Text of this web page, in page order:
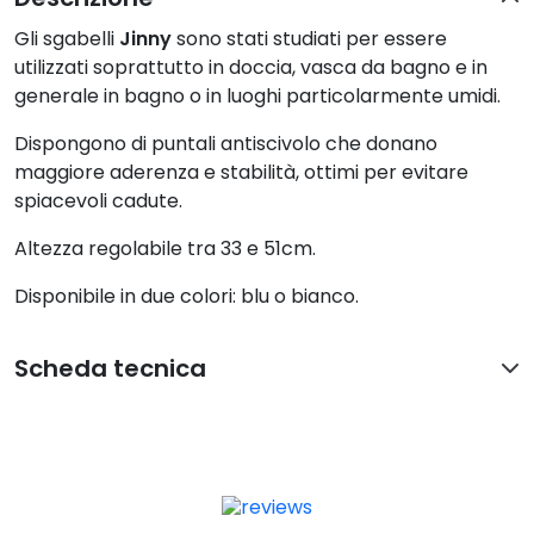
Gli sgabelli Jinnysono stati studiati per essere
utilizzati soprattutto in doccia, vasca da bagno e in
generale in bagno o in luoghi particolarmente umidi.
Dispongono di puntali antiscivolo che donano
maggiore aderenza e stabilità, ottimi per evitare
spiacevoli cadute.
Altezza regolabile tra 33 e 51cm.
Disponibile in due colori: blu o bianco.
Scheda tecnica